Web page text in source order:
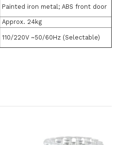
Painted iron metal; ABS front door
Approx. 24kg
110/220V ~50/60Hz (Selectable)